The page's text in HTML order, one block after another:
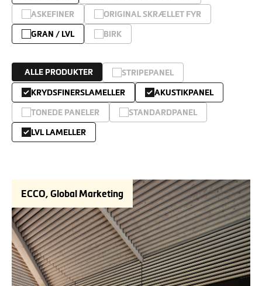
ASKEFINER
ORIGINAL SKRÆLLET FYR
GRAN / LVL
BIRK
ALLE PRODUKTER
STRIPEPANEL
KRYDSFINERSLAMELLER
AKUSTIKPANEL
TONEDE PANELER
STANDARDPANEL
LVL LAMELLER
ECCO, Global Marketing